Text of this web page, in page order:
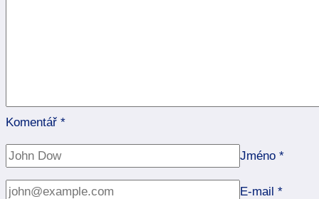
Komentář *
Jméno *
E-mail *